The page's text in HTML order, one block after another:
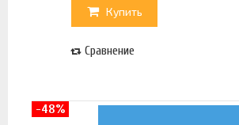
Купить
Сравнение
-48%